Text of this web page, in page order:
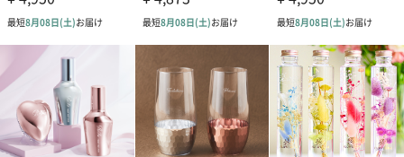
アールグレイ（HAPPY
BIRTHDAY TO YOU）
（660円）
アールグレイティー
（660円）
フルーツティ
円）